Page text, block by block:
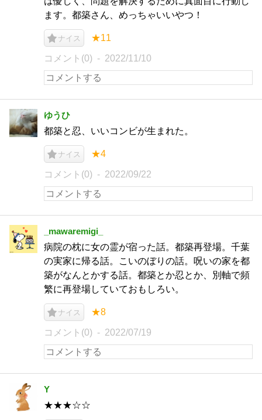
ます。都築さん、めっちゃいいやつ！
ナイス ★11
コメント(0) 2022/11/10
ゆうひ
都築と忍、いいコンビが生まれた。
ナイス ★4
コメント(0) 2022/09/22
_mawaremigi_
病院の枕に女の霊が宿った話。都築再登場。千葉
の実家に帰る話。こいのぼりの話。呪いの家を都
築がなんとかする話。都築とか忍とか、別軸で頻
繁に再登場していておもしろい。
ナイス ★8
コメント(0) 2022/07/19
Y
★★★☆☆